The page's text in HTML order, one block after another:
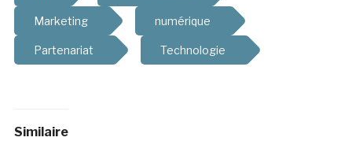
Marketing numérique
Partenariat Technologie
Similaire